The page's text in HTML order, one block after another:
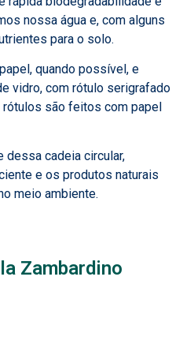
nossa água e, com alguns
para o solo.
quando possível, e
vidro, com rótulo serigrafado
rótulos são feitos com papel
dessa cadeia circular,
e os produtos naturais
meio ambiente.
Zambardino